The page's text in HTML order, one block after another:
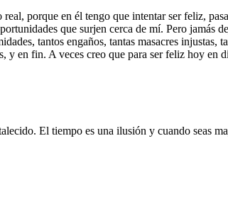
porque en él tengo que intentar ser feliz,
que surjen cerca de mí. Pero jamás
tantos engaños, tantas masacres injustas,
en fin. A veces creo que para ser feliz hoy en
El tiempo es una ilusión y cuando seas